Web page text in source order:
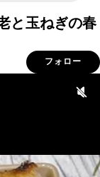
と玉ねぎの春
フォロー